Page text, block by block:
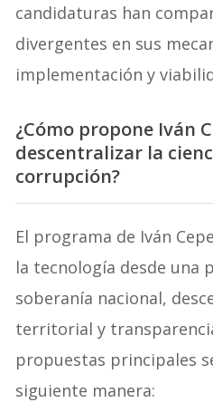
candidaturas han
divergentes en sus
implementación y
¿Cómo propone Iván
descentralizar la
corrupción?
El programa de Iván
la tecnología desde una
soberanía nacional,
territorial y
propuestas principales
siguiente manera: